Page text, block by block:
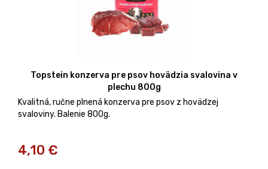
Topstein konzerva pre psov hovädzia svalovina v
plechu 800g
Kvalitná, ručne plnená konzerva pre psov z hovädzej
svaloviny. Balenie 800g.
4,10 €